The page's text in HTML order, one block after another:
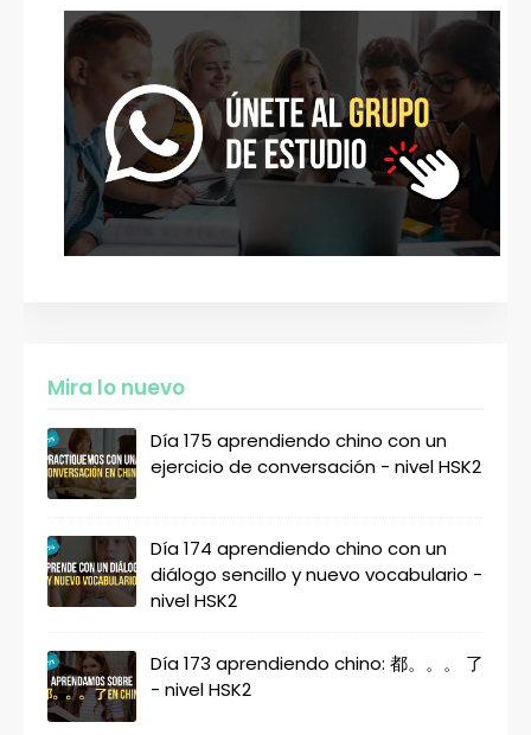
Mira lo nuevo
Día 175 aprendiendo chino con un
ejercicio de conversación - nivel HSK2
Día 174 aprendiendo chino con un
diálogo sencillo y nuevo vocabulario -
nivel HSK2
Día 173 aprendiendo chino: 都。。。 了
- nivel HSK2